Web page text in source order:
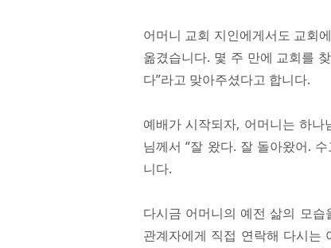
어머니 교회 지인에게서도 교회
옮겼습니다. 몇 주 만에 교회를
다”라고 맞아주셨다고 합니다.
예배가 시작되자, 어머니는 하
님께서 “잘 왔다. 잘 돌아왔어.
니다.
다시금 어머니의 예전 삶의 모
관계자에게 직접 연락해 다시는